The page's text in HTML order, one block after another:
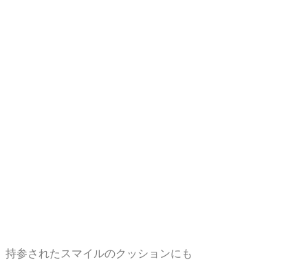
持参されたスマイルのクッションにも